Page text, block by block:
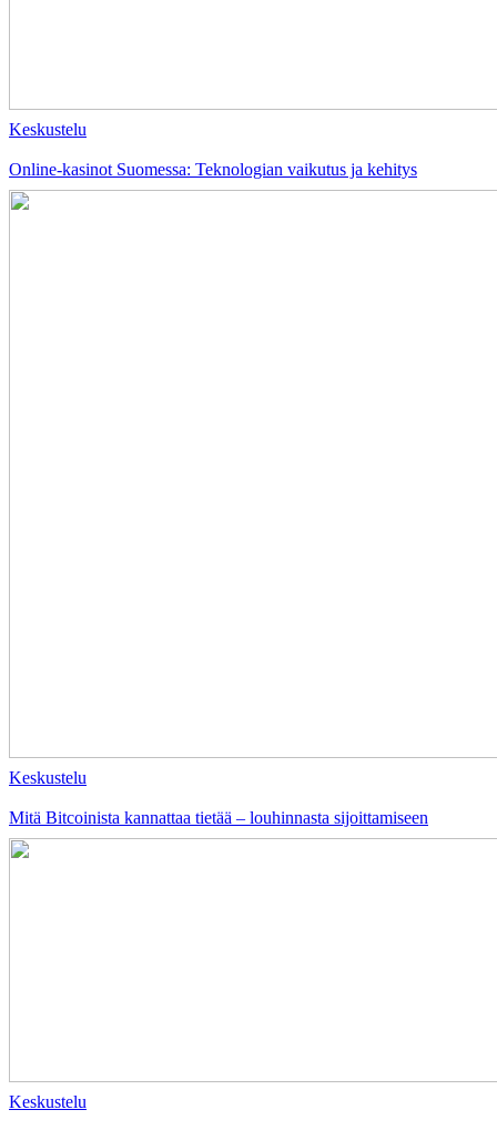
Keskustelu
Online-kasinot Suomessa: Teknologian vaikutus ja kehitys
Keskustelu
Mitä Bitcoinista kannattaa tietää – louhinnasta sijoittamiseen
Keskustelu